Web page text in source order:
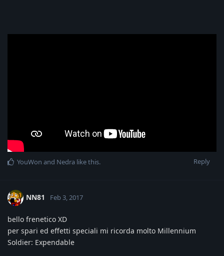
Reply
YouWon and Nedra like this.
NN81 Feb 3, 2017
bello frenetico XD
per spari ed effetti speciali mi ricorda molto Millennium
Soldier: Expendable